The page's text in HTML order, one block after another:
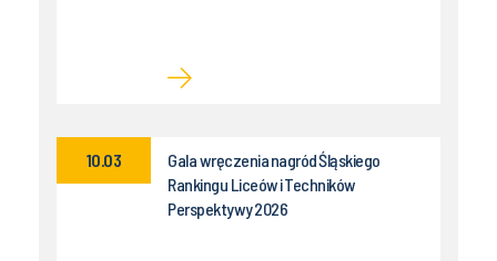
Gala wręczenia nagród Śląskiego
Rankingu Liceów i Techników
Perspektywy 2026
10.03